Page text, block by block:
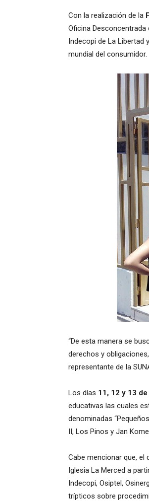
Con la realización de la
Oficina Desconcentrada
Indecopi de La Libertad
mundial del consumidor.
“De esta manera se
derechos y
representante de la
Los días 11, 12 y 13
educativas las cuales
denominadas
II, Los Pinos y Jan
Cabe mencionar que, el
Iglesia La Merced a
Indecopi, Osiptel,
trípticos sobre